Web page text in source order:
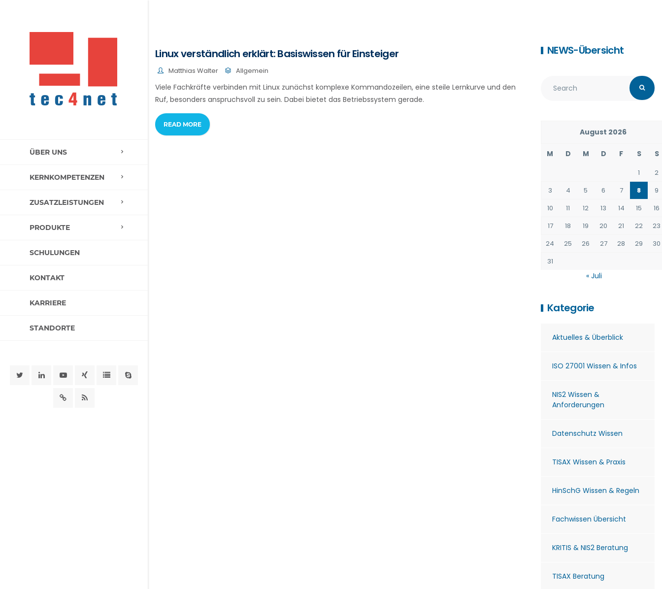
ÜBER UNS
KERNKOMPETENZEN
ZUSATZLEISTUNGEN
PRODUKTE
SCHULUNGEN
KONTAKT
KARRIERE
STANDORTE
Linux verständlich erklärt: Basiswissen für Einsteiger
Matthias Walter Allgemein
Viele Fachkräfte verbinden mit Linux zunächst komplexe Kommandozeilen, eine steile Lernkurve und den
Ruf, besonders anspruchsvoll zu sein. Dabei bietet das Betriebssystem gerade.
READ MORE
NEWS-Übersicht
August 2026
M D M D F S S
1
2
3
4 5 6 7 8
9
10
11 12 13 14 15
16
17
18 19 20 21 22
23
24
25 26 27 28 29
30
31
« Juli
Kategorie
Aktuelles & Überblick
ISO 27001 Wissen & Infos
NIS2 Wissen &
Anforderungen
Datenschutz Wissen
TISAX Wissen & Praxis
HinSchG Wissen & Regeln
Fachwissen Übersicht
KRITIS & NIS2 Beratung
TISAX Beratung